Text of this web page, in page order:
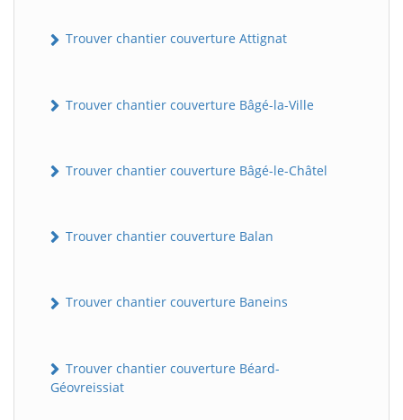
Trouver chantier couverture Attignat
Trouver chantier couverture Bâgé-la-Ville
Trouver chantier couverture Bâgé-le-Châtel
Trouver chantier couverture Balan
Trouver chantier couverture Baneins
Trouver chantier couverture Béard-
Géovreissiat